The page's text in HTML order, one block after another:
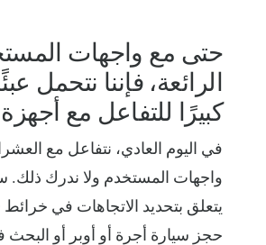
حتى مع واجهات
الرائعة، فإننا نتحمل
كبيرًا للتفاعل مع أجهزة
في اليوم العادي، نتفاعل مع
واجهات المستخدم ولا ندرك ذلك.
حجز سيارة أجرة أو أوبر أو البحث